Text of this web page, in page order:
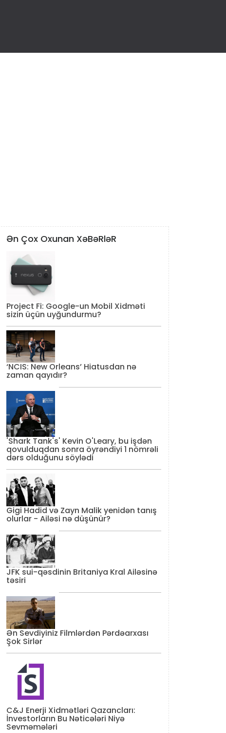
Ən Çox Oxunan XəBəRləR
Project Fi: Google-un Mobil Xidməti
sizin üçün uyğundurmu?
‘NCIS: New Orleans’ Hiatusdan nə
zaman qayıdır?
'Shark Tank's' Kevin O'Leary, bu işdən
qovulduqdan sonra öyrəndiyi 1 nömrəli
dərs olduğunu söylədi
Gigi Hadid və Zayn Malik yenidən tanış
olurlar - Ailəsi nə düşünür?
JFK sui-qəsdinin Britaniya Kral Ailəsinə
təsiri
Ən Sevdiyiniz Filmlərdən Pərdəarxası
Şok Sirlər
C&J Enerji Xidmətləri Qazancları:
İnvestorların Bu Nəticələri Niyə
Sevməmələri